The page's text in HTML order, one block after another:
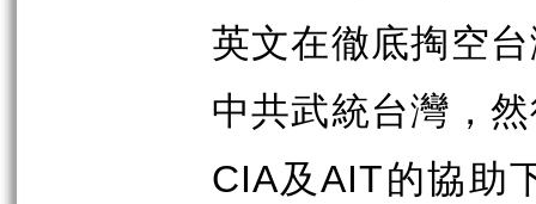
英文在徹底掏空
中共武統台灣，
CIA及AIT的協助